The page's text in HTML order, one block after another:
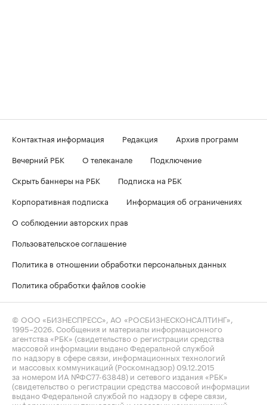
Контактная информация Редакция
Архив программ
Вечерний РБК
О телеканале
Подключение
Скрыть баннеры на РБК
Подписка на РБК
Корпоративная подписка
Информация об ограничениях
О соблюдении авторских прав
Пользовательское соглашение
Политика в отношении обработки персональных данных
Политика обработки файлов cookie
© ООО «БИЗНЕСПРЕСС», АО «РОСБИЗНЕСКОНСАЛТИНГ»,
1995–2026 . Сообщения и материалы информационного
агентства «РБК» (свидетельство о регистрации средства
массовой информации выдано Федеральной службой
по надзору в сфере связи, информационных технологий
и массовых коммуникаций (Роскомнадзор) 09.12.2015
за номером ИА №ФС77-63848) и сетевого издания «РБК»
(свидетельство о регистрации средства массовой информации
выдано Федеральной службой по надзору в сфере связи,